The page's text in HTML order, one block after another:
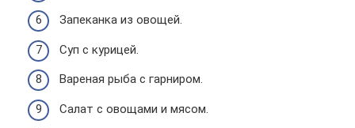
Запеканка из овощей.
Суп с курицей.
Вареная рыба с гарниром.
Салат с овощами и мясом.